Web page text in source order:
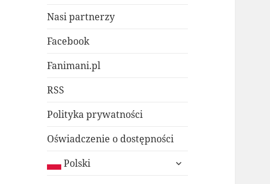
Nasi partnerzy
Facebook
Fanimani.pl
RSS
Polityka prywatności
Oświadczenie o dostępności
Polski
rozwiń